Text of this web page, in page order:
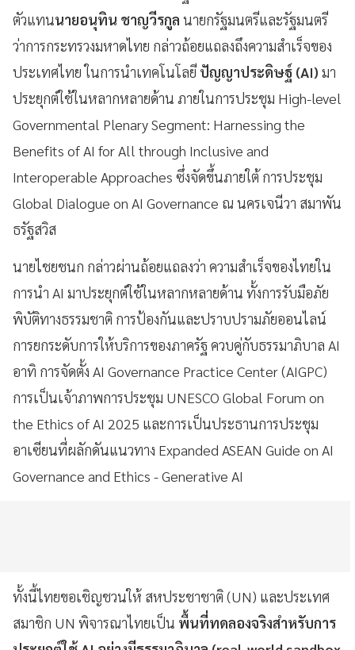
ตัวแทนนายอนุทิน ชาญวีรกูล นายกรัฐมนตรีและรัฐมนตรี
ว่าการกระทรวงมหาดไทย กล่าวถ้อยแถลงถึงความสำเร็จของ
ประเทศไทย ในการนำเทคโนโลยี ปัญญาประดิษฐ์ (AI) มา
ประยุกต์ใช้ในหลากหลายด้าน ภายในการประชุม High-level
Governmental Plenary Segment: Harnessing the
Benefits of AI for All through Inclusive and
Interoperable Approaches ซึ่งจัดขึ้นภายใต้ การประชุม
Global Dialogue on AI Governance ณ นครเจนีวา สมาพัน
ธรัฐสวิส
นายไชยชนก กล่าวผ่านถ้อยแถลงว่า ความสำเร็จของไทยใน
การนำ AI มาประยุกต์ใช้ในหลากหลายด้าน ทั้งการรับมือภัย
พิบัติทางธรรมชาติ การป้องกันและปราบปรามภัยออนไลน์
การยกระดับการให้บริการของภาครัฐ ควบคู่กับธรรมาภิบาล AI
อาทิ การจัดตั้ง AI Governance Practice Center (AIGPC)
การเป็นเจ้าภาพการประชุม UNESCO Global Forum on
the Ethics of AI 2025 และการเป็นประธานการประชุม
อาเซียนที่ผลักดันแนวทาง Expanded ASEAN Guide on AI
Governance and Ethics - Generative AI
ทั้งนี้ไทยขอเชิญชวนให้ สหประชาชาติ (UN) และประเทศ
สมาชิก UN พิจารณาไทยเป็น พื้นที่ทดลองจริงสำหรับการ